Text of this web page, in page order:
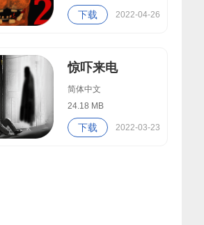
下载 2022-04-26
惊吓来电
简体中文
24.18 MB
下载 2022-03-23